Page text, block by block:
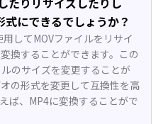
にできるでしょうか？
してMOVファイルをリサイ
換することができます。この
のサイズを変更することが
の形式を変更して互換性を高
ば、MP4に変換することがで